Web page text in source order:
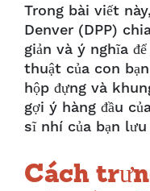
Trong bài viết
Denver (DPP)
giản và ý nghĩa
thuật của con
hộp đựng và
gợi ý hàng đầu
sĩ nhí của bạn
Cách